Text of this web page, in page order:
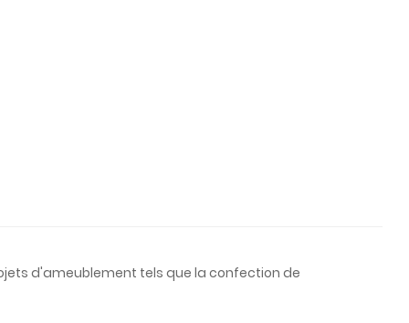
d'ameublement tels que la confection de